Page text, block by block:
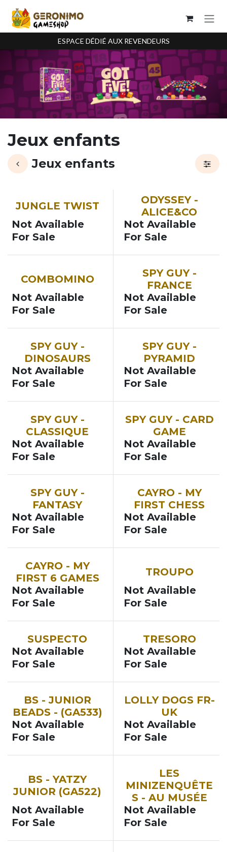
ESPACE DÉDIÉ AUX REVENDEURS
Jeux enfants
Jeux enfants
SOON
JUNGLE TWIST
Not Available
For Sale
NOUVEAUODYSSEY -
ALICE&CO
Not Available
For Sale
NOUVEAU
COMBOMINO
Not Available
For Sale
SOONSPY GUY -
FRANCE
Not Available
For Sale
NOUVEAUSPY GUY -
DINOSAURS
Not Available
For Sale
NOUVEAUSPY GUY -
PYRAMID
Not Available
For Sale
NOUVEAUSPY GUY -
CLASSIQUE
Not Available
For Sale
NOUVEAU
SPY GUY - CARD
GAME
Not Available
For Sale
NOUVEAUSPY GUY -
FANTASY
Not Available
For Sale
CAYRO - MY
FIRST CHESS
Not Available
For Sale
CAYRO - MY
FIRST 6 GAMES
Not Available
For Sale
TROUPO
Not Available
For Sale
SUSPECTO
Not Available
For Sale
TRESORO
Not Available
For Sale
BS - JUNIOR
BEADS - (GA533)
Not Available
For Sale
LOLLY DOGS FR-
UK
Not Available
For Sale
BS - YATZY
JUNIOR (GA522)
Not Available
For Sale
LES
MINIZENQUÊTE
S - AU MUSÉE
Not Available
For Sale